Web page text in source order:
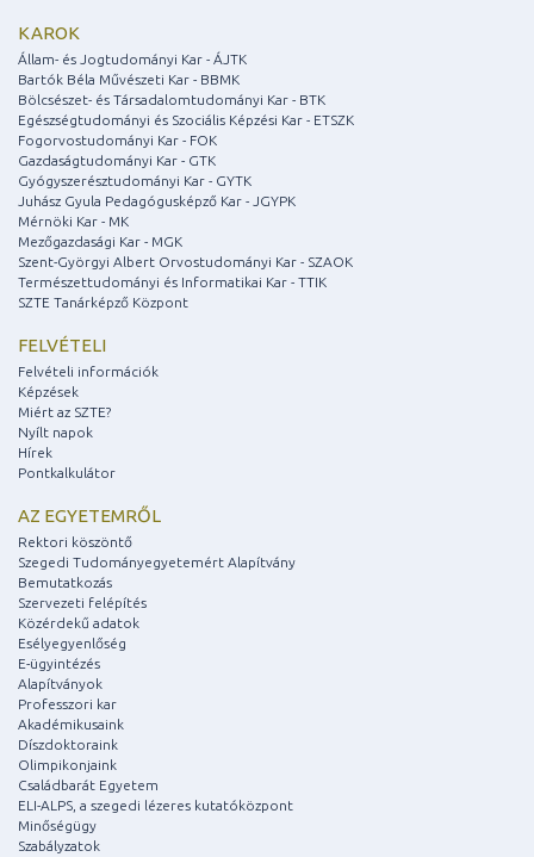
KAROK
Állam- és Jogtudományi Kar - ÁJTK
Bartók Béla Művészeti Kar - BBMK
Bölcsészet- és Társadalomtudományi Kar - BTK
Egészségtudományi és Szociális Képzési Kar - ETSZK
Fogorvostudományi Kar - FOK
Gazdaságtudományi Kar - GTK
Gyógyszerésztudományi Kar - GYTK
Juhász Gyula Pedagógusképző Kar - JGYPK
Mérnöki Kar - MK
Mezőgazdasági Kar - MGK
Szent-Györgyi Albert Orvostudományi Kar - SZAOK
Természettudományi és Informatikai Kar - TTIK
SZTE Tanárképző Központ
FELVÉTELI
Felvételi információk
Képzések
Miért az SZTE?
Nyílt napok
Hírek
Pontkalkulátor
AZ EGYETEMRŐL
Rektori köszöntő
Szegedi Tudományegyetemért Alapítvány
Bemutatkozás
Szervezeti felépítés
Közérdekű adatok
Esélyegyenlőség
E-ügyintézés
Alapítványok
Professzori kar
Akadémikusaink
Díszdoktoraink
Olimpikonjaink
Családbarát Egyetem
ELI-ALPS, a szegedi lézeres kutatóközpont
Minőségügy
Szabályzatok